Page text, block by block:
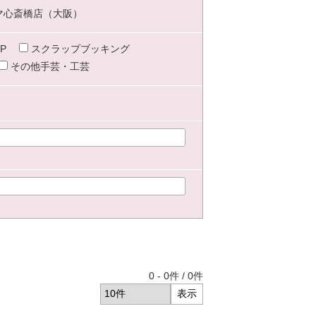
斎橋店（大阪）
スクラップブッキング
その他手芸・工芸
0 - 0件 / 0件